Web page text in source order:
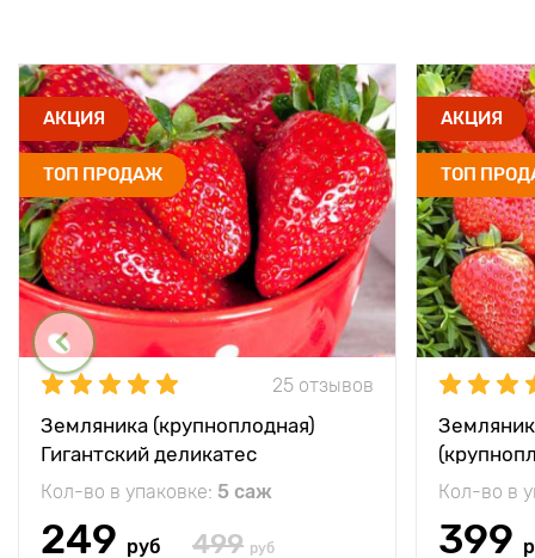
АКЦИЯ
ТОП ПРОДАЖ
25 отзывов
Земляника (крупноплодная)
Гигантский деликатес
Кол-во в упаковке: 5 саж
249 руб 499 руб
АКЦИЯ
ТОП
Кол-во в
399